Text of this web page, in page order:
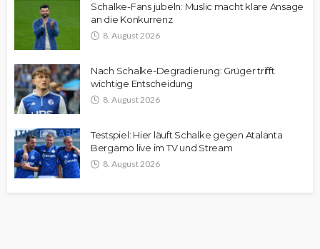
Schalke-Fans jubeln: Muslic macht klare Ansage
an die Konkurrenz
8. August 2026
Nach Schalke-Degradierung: Grüger trifft
wichtige Entscheidung
8. August 2026
Testspiel: Hier läuft Schalke gegen Atalanta
Bergamo live im TV und Stream
8. August 2026